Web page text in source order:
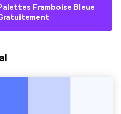
Framboise Bleue